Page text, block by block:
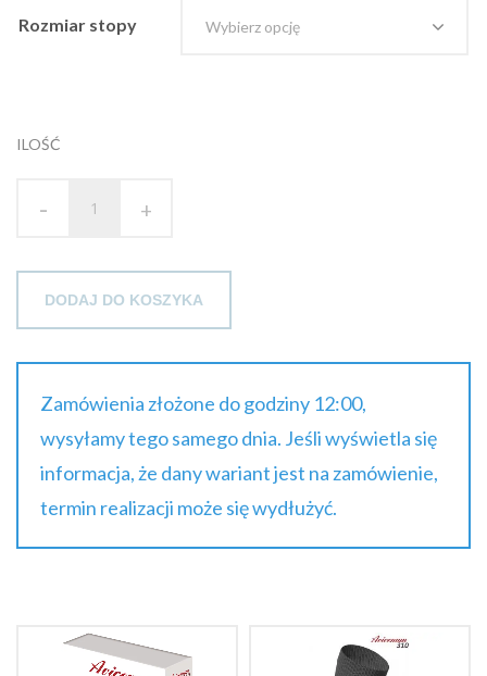
do
Rozmiar stopy
ILOŚĆ
- +
DODAJ DO KOSZYKA
Zamówienia złożone do godziny 12:00,
wysyłamy tego samego dnia. Jeśli wyświetla się
informacja, że dany wariant jest na zamówienie,
termin realizacji może się wydłużyć.